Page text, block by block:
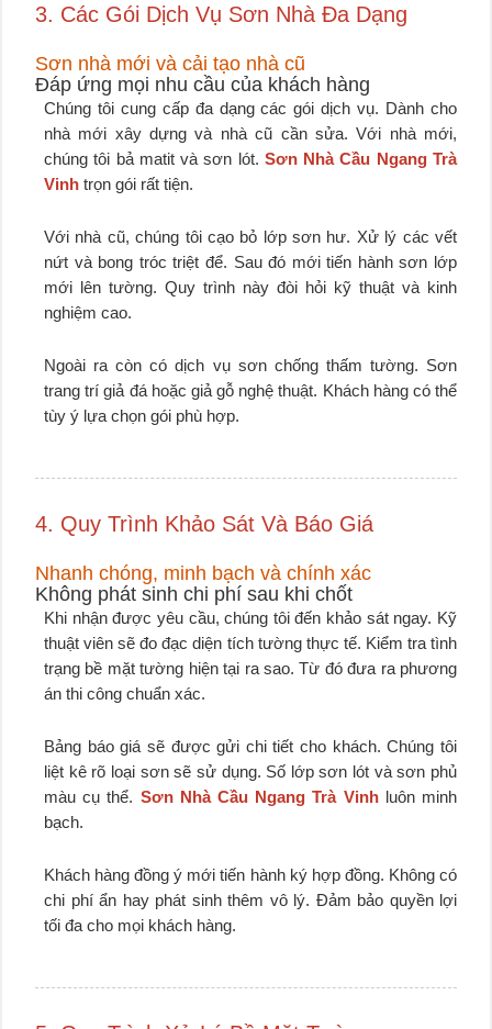
3. Các Gói Dịch Vụ Sơn Nhà Đa Dạng
Sơn nhà mới và cải tạo nhà cũ
Đáp ứng mọi nhu cầu của khách hàng
Chúng tôi cung cấp đa dạng các gói dịch vụ. Dành cho
nhà mới xây dựng và nhà cũ cần sửa. Với nhà mới,
chúng tôi bả matit và sơn lót. Sơn Nhà Cầu Ngang Trà
Vinh trọn gói rất tiện.
Với nhà cũ, chúng tôi cạo bỏ lớp sơn hư. Xử lý các vết
nứt và bong tróc triệt để. Sau đó mới tiến hành sơn lớp
mới lên tường. Quy trình này đòi hỏi kỹ thuật và kinh
nghiệm cao.
Ngoài ra còn có dịch vụ sơn chống thấm tường. Sơn
trang trí giả đá hoặc giả gỗ nghệ thuật. Khách hàng có thể
tùy ý lựa chọn gói phù hợp.
4. Quy Trình Khảo Sát Và Báo Giá
Nhanh chóng, minh bạch và chính xác
Không phát sinh chi phí sau khi chốt
Khi nhận được yêu cầu, chúng tôi đến khảo sát ngay. Kỹ
thuật viên sẽ đo đạc diện tích tường thực tế. Kiểm tra tình
trạng bề mặt tường hiện tại ra sao. Từ đó đưa ra phương
án thi công chuẩn xác.
Bảng báo giá sẽ được gửi chi tiết cho khách. Chúng tôi
liệt kê rõ loại sơn sẽ sử dụng. Số lớp sơn lót và sơn phủ
màu cụ thể. Sơn Nhà Cầu Ngang Trà Vinhluôn minh
bạch.
Khách hàng đồng ý mới tiến hành ký hợp đồng. Không có
chi phí ẩn hay phát sinh thêm vô lý. Đảm bảo quyền lợi
tối đa cho mọi khách hàng.